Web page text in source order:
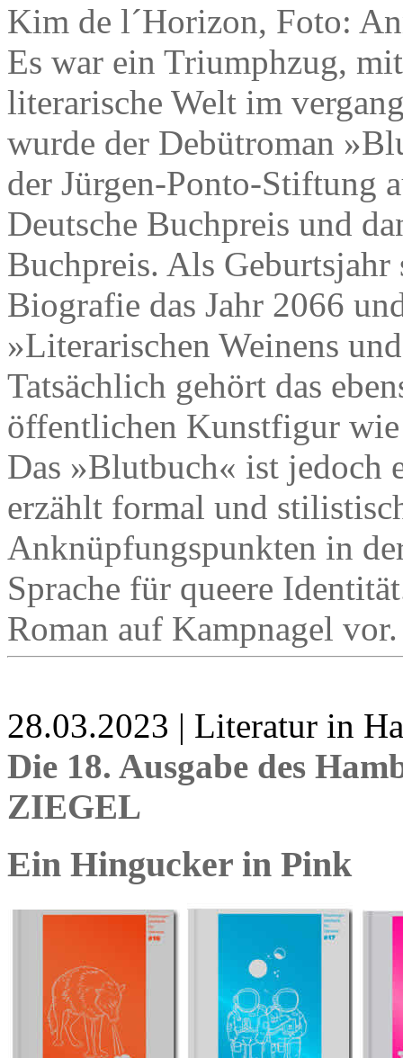
Kim de l´Horizon, Foto:
Es war ein Triumphzug,
literarische Welt im
wurde der Debütroman
der Jürgen-Ponto-Stiftung
Deutsche Buchpreis und
Buchpreis. Als
Biografie das Jahr 2066
»Literarischen Weinens
Tatsächlich gehört das
öffentlichen Kunstfigur
Das »Blutbuch« ist jedoch
erzählt formal und
Anknüpfungspunkten in
Sprache für queere
Roman auf Kampnagel vor.
28.03.2023 | Literatur in
Die 18. Ausgabe des
ZIEGEL
Ein Hingucker in Pink